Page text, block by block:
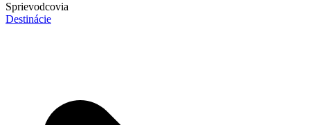
Sprievodcovia
Destinácie